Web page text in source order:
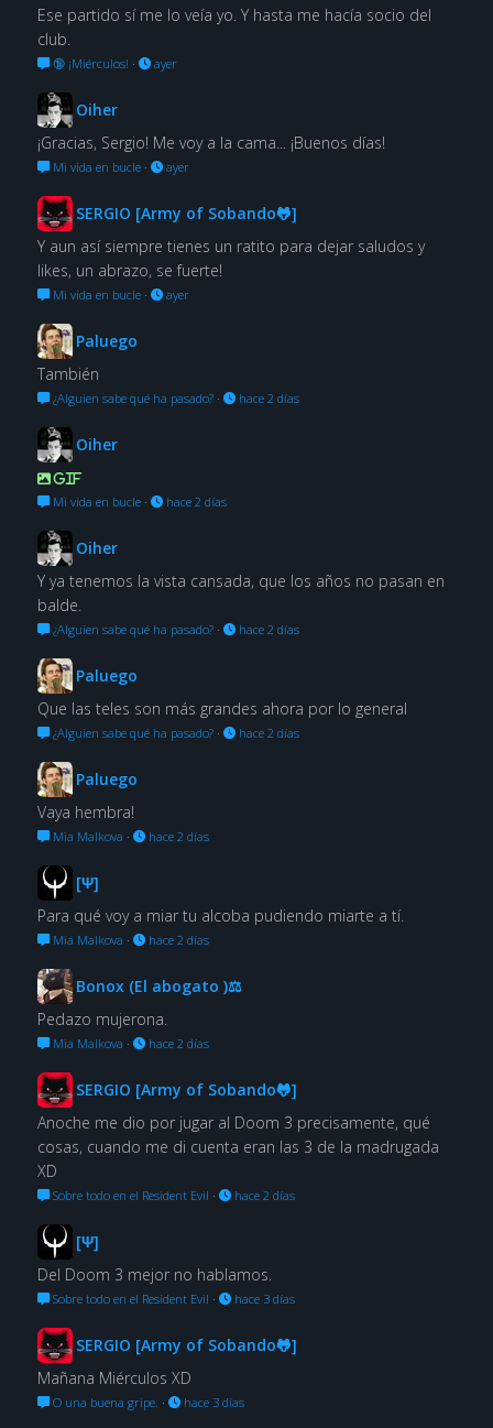
Ese partido sí me lo veía yo. Y hasta me hacía socio del
club.
🔞 ¡Miérculos! · ayer
Oiher
¡Gracias, Sergio! Me voy a la cama... ¡Buenos días!
Mi vida en bucle· ayer
SERGIO [Army of Sobando🐸]
Y aun así siempre tienes un ratito para dejar saludos y
likes, un abrazo, se fuerte!
Mi vida en bucle· ayer
Paluego
También
¿Alguien sabe qué ha pasado?· hace 2 días
Oiher
GIF
Mi vida en bucle· hace 2 días
Oiher
Y ya tenemos la vista cansada, que los años no pasan en
balde.
¿Alguien sabe qué ha pasado?· hace 2 días
Paluego
Que las teles son más grandes ahora por lo general
¿Alguien sabe qué ha pasado?· hace 2 días
Paluego
Vaya hembra!
Mia Malkova · hace 2 días
[Ψ]
Para qué voy a miar tu alcoba pudiendo miarte a tí.
Mia Malkova · hace 2 días
Bonox (El abogato )⚖
Pedazo mujerona.
Mia Malkova · hace 2 días
SERGIO [Army of Sobando🐸]
Anoche me dio por jugar al Doom 3 precisamente, qué
cosas, cuando me di cuenta eran las 3 de la madrugada
XD
Sobre todo en el Resident Evil · hace 2 días
[Ψ]
Del Doom 3 mejor no hablamos.
Sobre todo en el Resident Evil · hace 3 días
SERGIO [Army of Sobando🐸]
Mañana Miérculos XD
O una buena gripe. · hace 3 días